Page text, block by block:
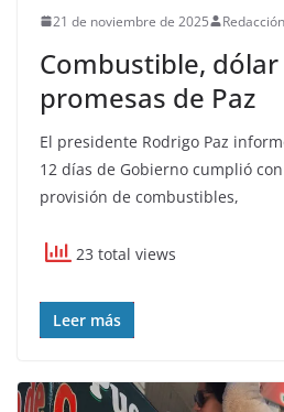
21 de noviembre de 2025
Combustible, dólar
promesas de Paz
El presidente Rodrigo Paz
12 días de Gobierno cumplió
provisión de combustibles,
23 total views
Leer más